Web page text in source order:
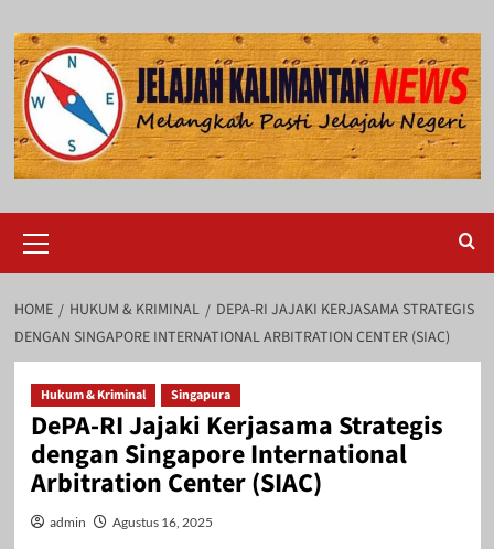
to
content
Menu
HOME HUKUM & KRIMINAL
DEPA-RI JAJAKI KERJASAMA STRATEGIS
DENGAN SINGAPORE INTERNATIONAL ARBITRATION CENTER (SIAC)
Hukum & Kriminal Singapura
DePA-RI Jajaki Kerjasama Strategis
dengan Singapore International
Arbitration Center (SIAC)
admin Agustus 16, 2025